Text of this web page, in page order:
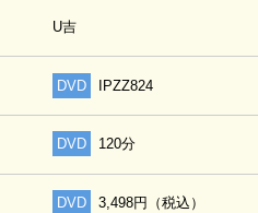
U吉
DVD IPZZ824
DVD 120分
DVD 3,498円（税込）